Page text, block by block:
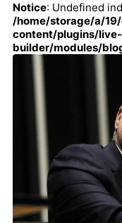
Notice: Undefined
/home/storage/a/
content/plugins/
builder/modules/